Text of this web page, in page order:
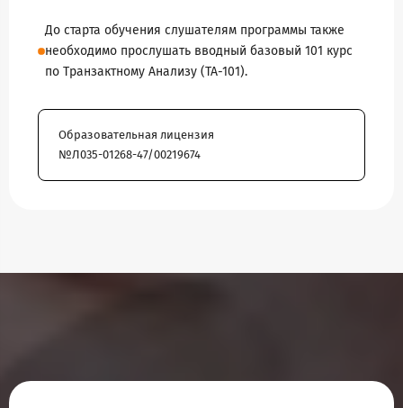
До старта обучения слушателям программы также
необходимо прослушать вводный базовый 101 курс
по Транзактному Анализу (ТА-101).
Образовательная лицензия
№Л035-01268-47/00219674